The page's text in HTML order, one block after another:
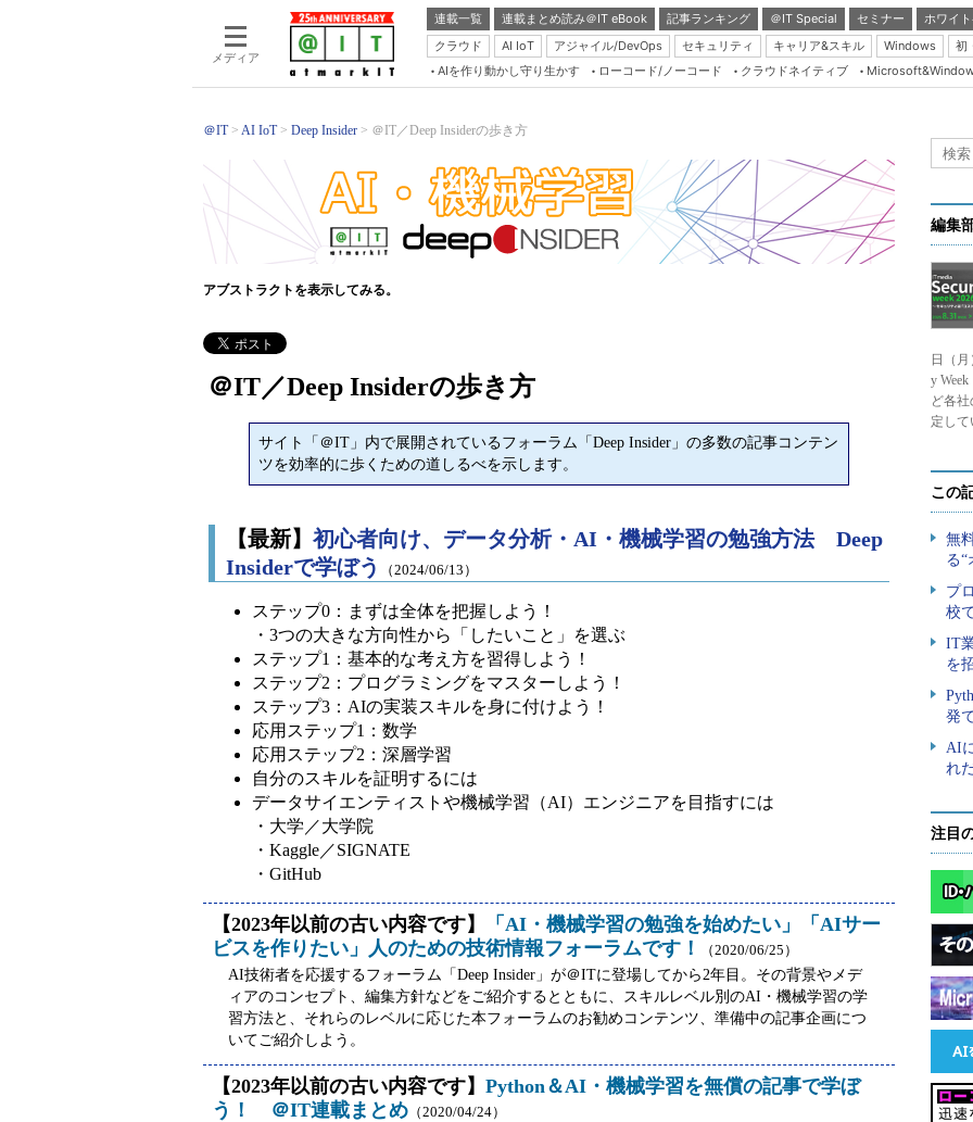
メディア
連載一覧 連載まとめ読み＠IT eBook 記事ランキング ＠IT Special セミナー
ホワイ
クラウド
AI IoT アジャイル/DevOps セキュリティ キャリア&スキル Windows
初
Server & Storage
Coding Edge
Java Agile
Database Expert
Master of IP Network
Security & Trust
AIを作り動かし守り生かす ローコード/ノーコード クラウドネイティブ
＠IT AI IoT Deep Insider ＠IT／Deep Insiderの歩き方
アブストラクトを表示してみる。
＠IT／Deep Insiderの歩き方
サイト「＠IT」内で展開されているフォーラム「Deep Insider」の多数の記事コンテン
ツを効率的に歩くための道しるべを示します。
【最新】 初心者向け、データ分析・AI・機械学習の勉強方法 Deep
Insiderで学ぼう
（2024/06/13）
ステップ0：まずは全体を把握しよう！
・3つの大きな方向性から「したいこと」を選ぶ
ステップ1：基本的な考え方を習得しよう！
ステップ2：プログラミングをマスターしよう！
ステップ3：AIの実装スキルを身に付けよう！
応用ステップ1：数学
応用ステップ2：深層学習
自分のスキルを証明するには
データサイエンティストや機械学習（AI）エンジニアを目指すには
・大学／大学院
・Kaggle／SIGNATE
・GitHub
【2023年以前の古い内容です】
「AI・機械学習の勉強を始めたい」「AIサー
ビスを作りたい」人のための技術情報フォーラムです！
（2020/06/25）
AI技術者を応援するフォーラム「Deep Insider」が＠ITに登場してから2年目。その背景やメデ
ィアのコンセプト、編集方針などをご紹介するとともに、スキルレベル別のAI・機械学習の学
習方法と、それらのレベルに応じた本フォーラムのお勧めコンテンツ、準備中の記事企画につ
いてご紹介しよう。
【2023年以前の古い内容です】 Python＆AI・機械学習を無償の記事で学ぼ
う！ ＠IT連載まとめ （2020/04/24）
編集
日（
y
ど各
定し
注目